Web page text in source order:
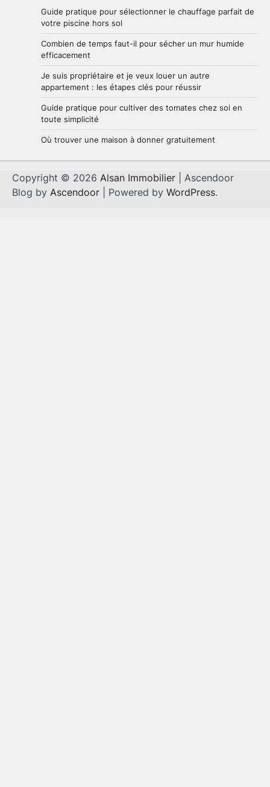
Guide pratique pour sélectionner le chauffage parfait de
votre piscine hors sol
Combien de temps faut-il pour sécher un mur humide
efficacement
Je suis propriétaire et je veux louer un autre
appartement : les étapes clés pour réussir
Guide pratique pour cultiver des tomates chez soi en
toute simplicité
Où trouver une maison à donner gratuitement
Copyright © 2026 Alsan Immobilier | Ascendoor
Blog by Ascendoor | Powered by WordPress.